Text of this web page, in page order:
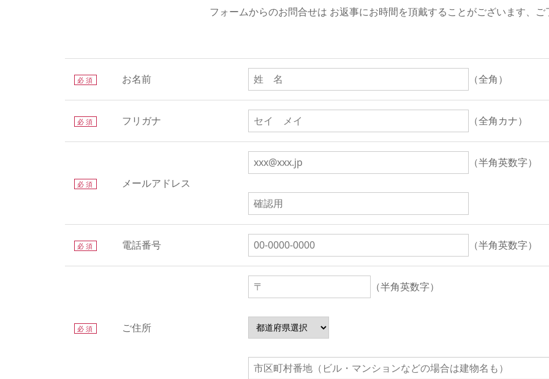
フォームからのお問合せは お返事にお時間を頂戴することがございます、ご
必須 お名前 （全角）
必須 フリガナ （全角カナ）
必須 メールアドレス
（半角英数字）
必須 電話番号 （半角英数字）
必須 ご住所
（半角英数字）